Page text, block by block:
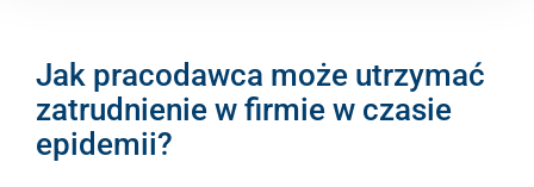
Jak pracodawca może utrzymać
zatrudnienie w firmie w czasie
epidemii?